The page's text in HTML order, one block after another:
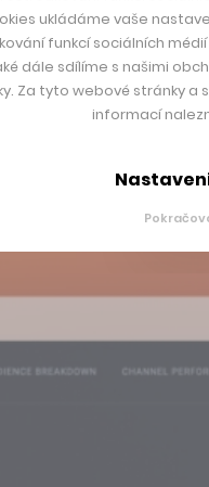
německém,
kam plánuje
výsledek za celý
a díky tomu
ukládáme vaše
funkcí sociálních
dále sdílíme s našimi
Za tyto webové stránky a
informací